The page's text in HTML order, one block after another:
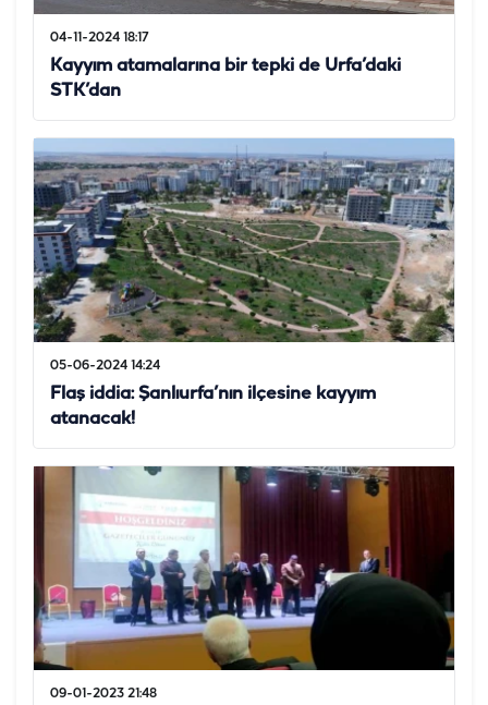
04-11-2024 18:17
Kayyım atamalarına bir tepki de Urfa’daki
STK’dan
05-06-2024 14:24
Flaş iddia: Şanlıurfa’nın ilçesine kayyım
atanacak!
09-01-2023 21:48